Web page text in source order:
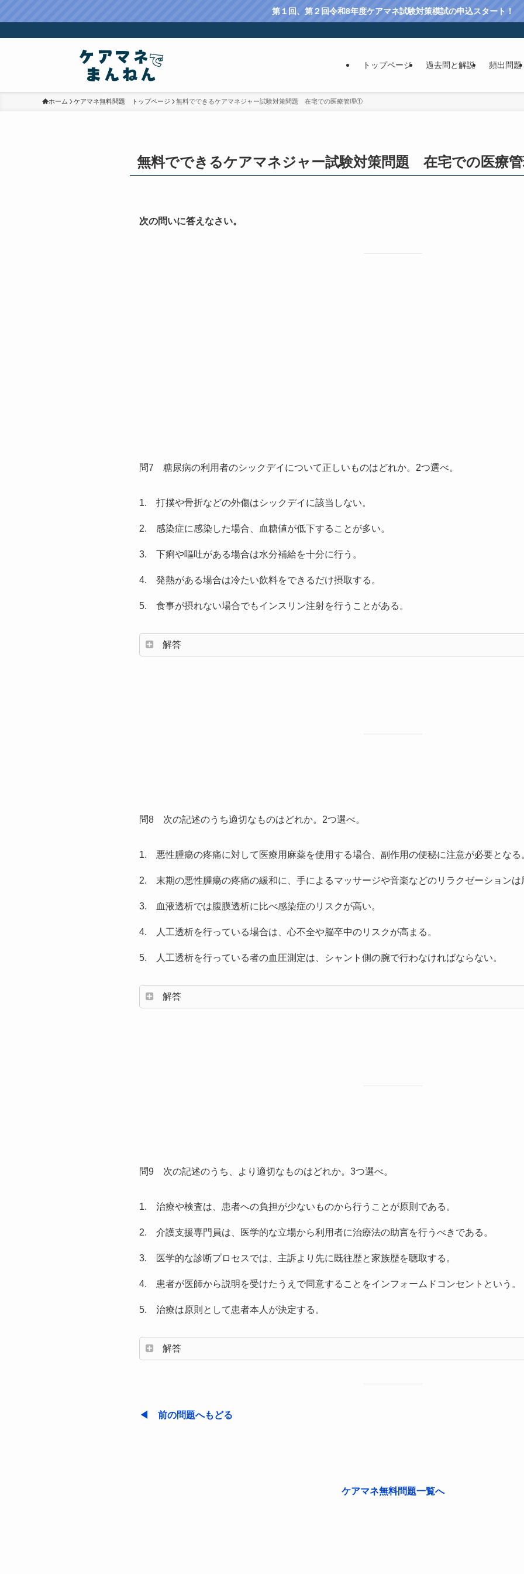
第１回、第２回令和8年度ケアマネ試験対策模試の申込スタート！
トップページ 過去問と解説 頻出問題
ホーム ケアマネ無料問題 トップページ 無料でできるケアマネジャー試験対策問題 在宅での医療管理①
無料でできるケアマネジャー試験対策問題 在宅での医療
次の問いに答えなさい。
問7 糖尿病の利用者のシックデイについて正しいものはどれか。2つ選べ。
1. 打撲や骨折などの外傷はシックデイに該当しない。
2. 感染症に感染した場合、血糖値が低下することが多い。
3. 下痢や嘔吐がある場合は水分補給を十分に行う。
4. 発熱がある場合は冷たい飲料をできるだけ摂取する。
5. 食事が摂れない場合でもインスリン注射を行うことがある。
解答
問8 次の記述のうち適切なものはどれか。2つ選べ。
1. 悪性腫瘍の疼痛に対して医療用麻薬を使用する場合、副作用の便秘に注意が必要となる
2. 末期の悪性腫瘍の疼痛の緩和に、手によるマッサージや音楽などのリラクゼーションは
3. 血液透析では腹膜透析に比べ感染症のリスクが高い。
4. 人工透析を行っている場合は、心不全や脳卒中のリスクが高まる。
5. 人工透析を行っている者の血圧測定は、シャント側の腕で行わなければならない。
解答
問9 次の記述のうち、より適切なものはどれか。3つ選べ。
1. 治療や検査は、患者への負担が少ないものから行うことが原則である。
2. 介護支援専門員は、医学的な立場から利用者に治療法の助言を行うべきである。
3. 医学的な診断プロセスでは、主訴より先に既往歴と家族歴を聴取する。
4. 患者が医師から説明を受けたうえで同意することをインフォームドコンセントという。
5. 治療は原則として患者本人が決定する。
解答
◀ 前の問題へもどる
ケアマネ無料問題一覧へ